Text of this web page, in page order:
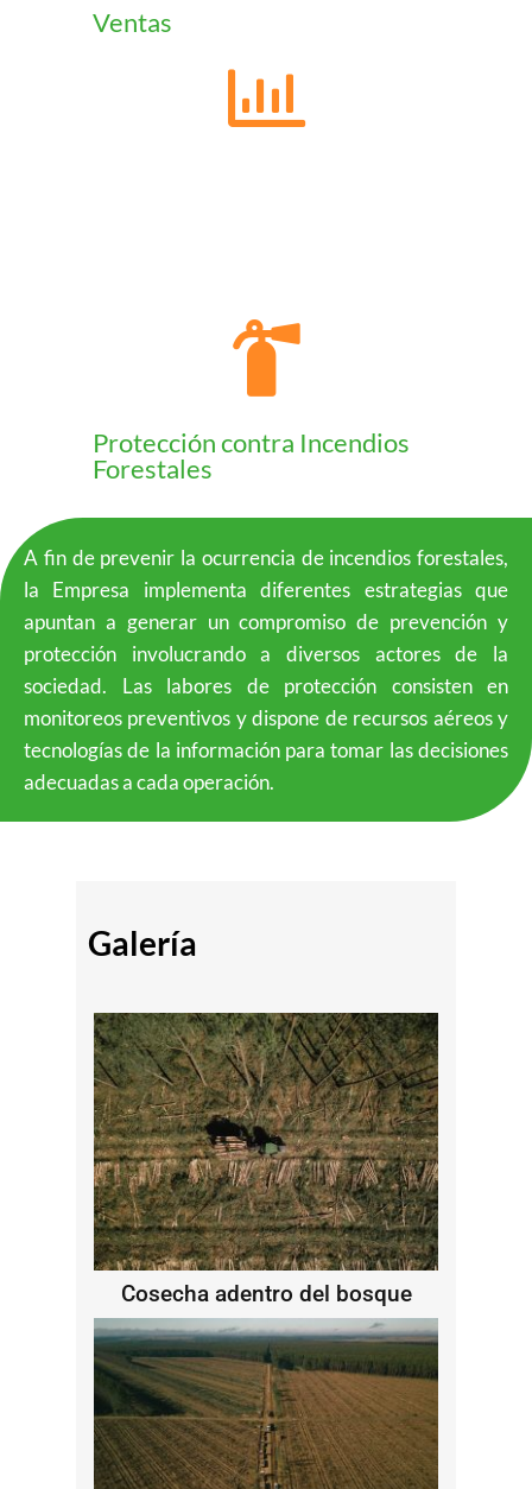
Ventas
Protección contra Incendios
Forestales
A fin de prevenir la ocurrencia de incendios forestales,
la Empresa implementa diferentes estrategias que
apuntan a generar un compromiso de prevención y
protección involucrando a diversos actores de la
sociedad. Las labores de protección consisten en
monitoreos preventivos y dispone de recursos aéreos y
tecnologías de la información para tomar las decisiones
adecuadas a cada operación.
Galería
Cosecha adentro del bosque